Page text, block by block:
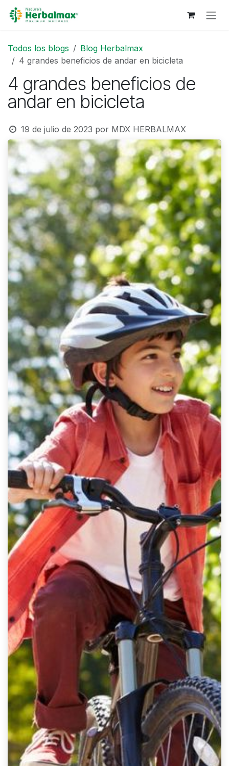
Ir al contenido
Todos los blogs
Blog Herbalmax
4 grandes beneficios de andar en bicicleta
4 grandes beneficios de
andar en bicicleta
19 de julio de 2023 por MDX HERBALMAX